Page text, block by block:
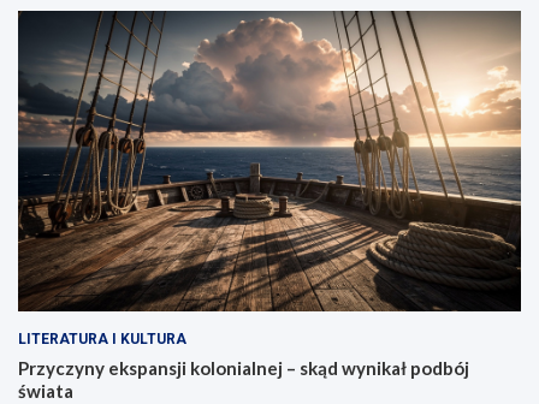
LITERATURA I KULTURA
Przyczyny ekspansji kolonialnej – skąd wynikał podbój
świata